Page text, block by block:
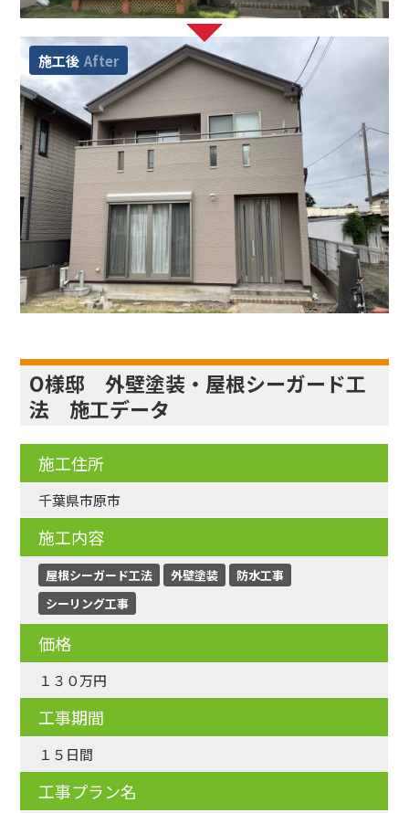
施工後 After
O様邸 外壁塗装・屋根シーガード工
法 施工データ
施工住所
千葉県市原市
施工内容
屋根シーガード工法 外壁塗装
防水工事
シーリング工事
価格
１３０万円
工事期間
１５日間
工事プラン名